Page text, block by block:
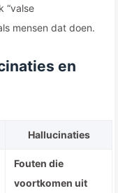
“valse
mensen dat doen.
en
Hallucinaties
Fouten die
voortkomen uit